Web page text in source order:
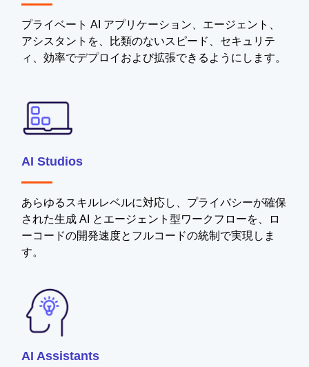
プライベート AI アプリケーション、エージェント、
アシスタントを、比類のないスピード、セキュリテ
ィ、効率でデプロイおよび拡張できるようにします。
AI Studios
あらゆるスキルレベルに対応し、プライバシーが確保
された生成 AI とエージェント型ワークフローを、ロ
ーコードの開発速度とフルコードの統制で実現しま
す。
AI Assistants